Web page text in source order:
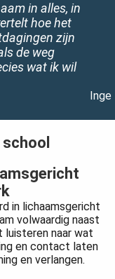
in alles, in
hoe het
zijn
de weg
wat ik wil
Inge
in lichaamsgericht
volwaardig naast
luisteren naar wat
en contact laten
en verlangen.